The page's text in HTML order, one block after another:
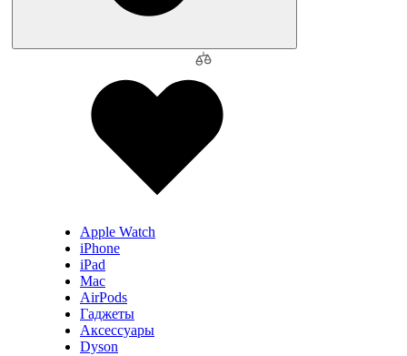
Apple Watch
iPhone
iPad
Mac
AirPods
Гаджеты
Аксессуары
Dyson